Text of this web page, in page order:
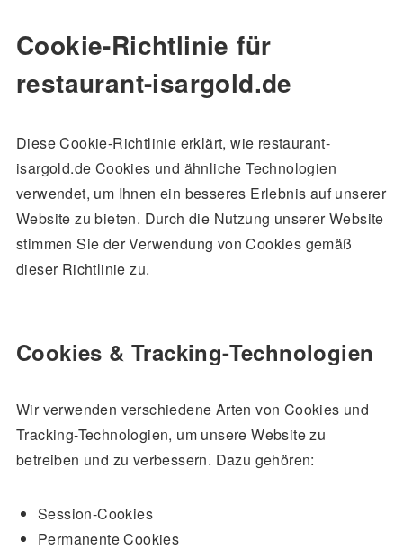
Cookie-Richtlinie für
restaurant-isargold.de
Diese Cookie-Richtlinie erklärt, wie restaurant-
isargold.de Cookies und ähnliche Technologien
verwendet, um Ihnen ein besseres Erlebnis auf unserer
Website zu bieten. Durch die Nutzung unserer Website
stimmen Sie der Verwendung von Cookies gemäß
dieser Richtlinie zu.
Cookies & Tracking-Technologien
Wir verwenden verschiedene Arten von Cookies und
Tracking-Technologien, um unsere Website zu
betreiben und zu verbessern. Dazu gehören:
Session-Cookies
Permanente Cookies